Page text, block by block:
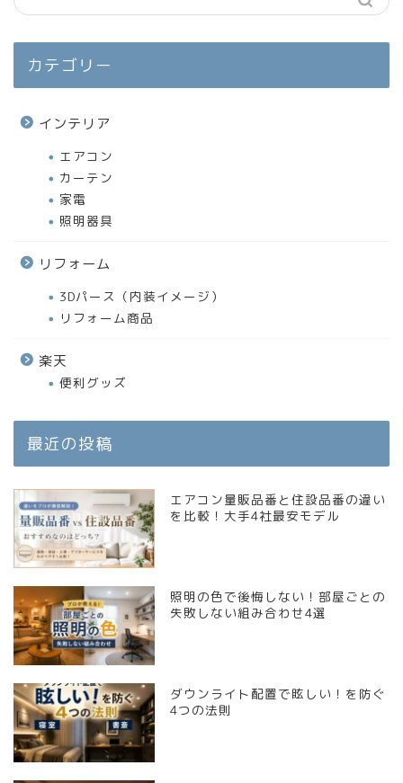
カテゴリー
インテリア
エアコン
カーテン
家電
照明器具
リフォーム
3Dパース（内装イメージ）
リフォーム商品
楽天
便利グッズ
最近の投稿
エアコン量販品番と住設品番の違い
を比較！大手4社最安モデル
照明の色で後悔しない！部屋ごとの
失敗しない組み合わせ4選
ダウンライト配置で眩しい！を防ぐ
4つの法則